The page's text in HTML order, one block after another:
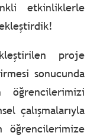
etkinliklerle
proje
sonucunda
çalışmalarıyla
öğrencilerimize